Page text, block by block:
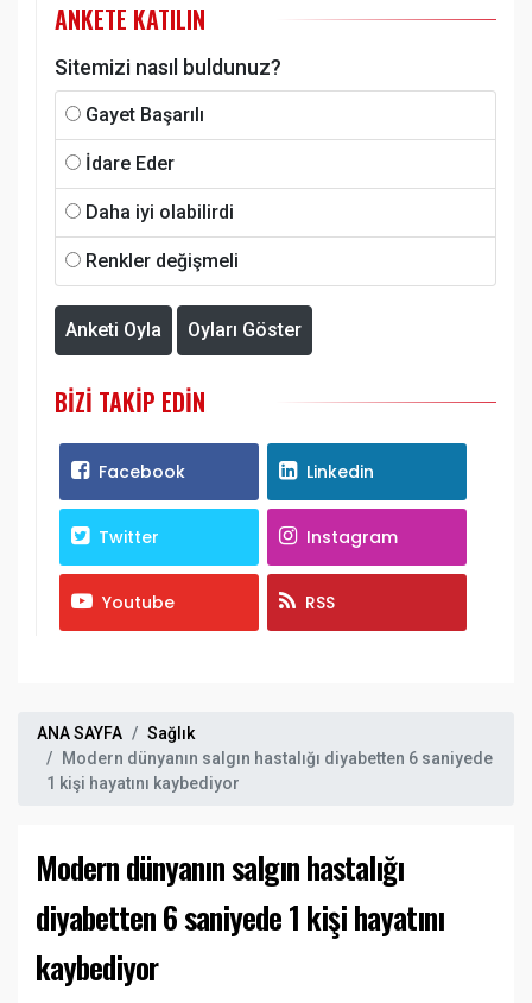
ANKETE KATILIN
Sitemizi nasıl buldunuz?
Gayet Başarılı
İdare Eder
Daha iyi olabilirdi
Renkler değişmeli
Anketi Oyla Oyları Göster
BIZI TAKIP EDIN
Facebook Linkedin
Twitter Instagram
Youtube RSS
ANA SAYFA
Sağlık
Modern dünyanın salgın hastalığı diyabetten 6 saniyede
1 kişi hayatını kaybediyor
Modern dünyanın salgın hastalığı
diyabetten 6 saniyede 1 kişi hayatını
kaybediyor